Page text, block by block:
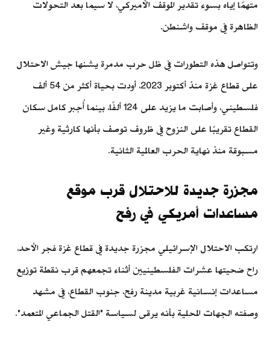
متهمًا إياه بسوء تقدير الموقف الأميركي، لا سيما بعد التحولات
الظاهرة في موقف واشنطن.
وتتواصل هذه التطورات في ظل حرب مدمرة يشنها جيش الاحتلال
على قطاع غزة منذ أكتوبر 2023، أودت بحياة أكثر من 54 ألف
فلسطيني، وأصابت ما يزيد على 124 ألفًا، بينما أُجبر كامل سكان
القطاع تقريبًا على النزوح في ظروف توصف بأنها كارثية وغير
مسبوقة منذ نهاية الحرب العالمية الثانية.
مجزرة جديدة للاحتلال قرب موقع
مساعدات أمريكي في رفح
ارتكب الاحتلال الإسرائيلي مجزرة جديدة في قطاع غزة فجر الأحد،
راح ضحيتها عشرات الفلسطينيين أثناء تجمعهم قرب نقطة توزيع
مساعدات إنسانية غربية مدينة رفح، جنوب القطاع، في مشهد
وصفته الجهات المحلية بأنه يرقى لسياسة "القتل الجماعي المتعمد".